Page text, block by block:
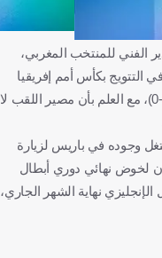
الفني للمنتخب المغربي،
التتويج بكأس أمم إفريقيا
2025، بالهزيمة على يد السنغال في النهائي (1-0)، مع العلم بأن مصير اللقب لا
وجوده في باريس لزيارة
لخوض نهائي دوري أبطال
الإنجليزي نهاية الشهر الجاري،